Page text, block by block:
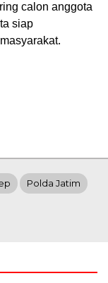
calon anggota
siap
Polda Jatim